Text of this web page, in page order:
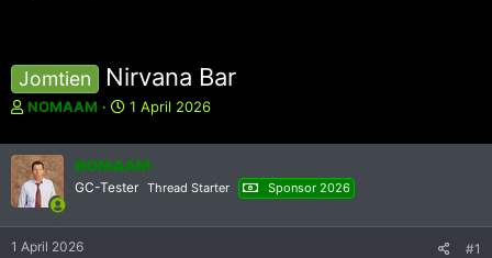
Jomtien Nirvana Bar
E
s
t
e
l
l
e
NOMAAM
E
s
t
e
l
1 April 2026
NOMAAM
GC-Tester Thread Starter Sponsor 2026
1 April 2026 #1